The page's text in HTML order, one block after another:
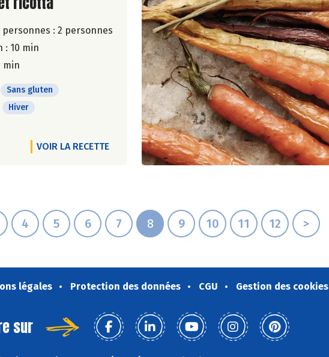
: 2 personnes
: 10 min
min
Sans gluten
Hiver
VOIR LA RECETTE
4 5 6 7 8 9 10 11 12 >
légales Protection des données CGU Gestion des cookies
sur